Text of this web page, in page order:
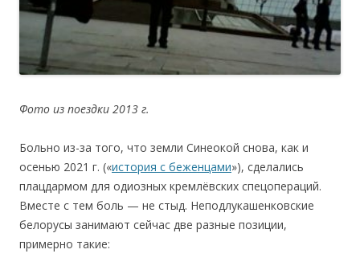
Фото из поездки 2013 г.
Больно из-за того, что земли Cинеокой снова, как и
осенью 2021 г. («история с беженцами»), сделались
плацдармом для одиозных кремлёвских спецопераций.
Вместе с тем боль — не стыд. Неподлукашенковские
белорусы занимают сейчас две разные позиции,
примерно такие: